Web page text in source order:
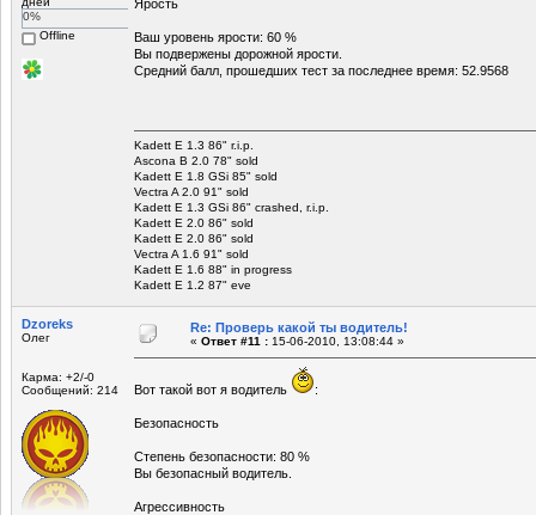
0%
Offline
Ярость
Ваш уровень ярости: 60 %
Вы подвержены дорожной ярости.
Средний балл, прошедших тест за последнее время: 52.9568
Kadett E 1.3 86" r.i.p.
Ascona B 2.0 78" sold
Kadett E 1.8 GSi 85" sold
Vectra A 2.0 91" sold
Kadett E 1.3 GSi 86" crashed, r.i.p.
Kadett E 2.0 86" sold
Kadett E 2.0 86" sold
Vectra A 1.6 91" sold
Kadett E 1.6 88" in progress
Kadett E 1.2 87" eve
Dzoreks
Олег
Карма: +2/-0
Сообщений: 214
Re: Проверь какой ты водитель!
« Ответ #11 : 15-06-2010, 13:08:44 »
Вот такой вот я водитель :
Безопасность
Степень безопасности: 80 %
Вы безопасный водитель.
Агрессивность